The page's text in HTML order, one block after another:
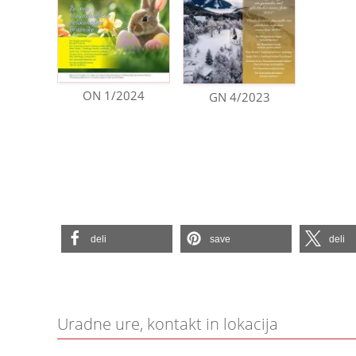
ON 1/2024 GN 4/2023
deli save deli
Uradne ure, kontakt in lokacija